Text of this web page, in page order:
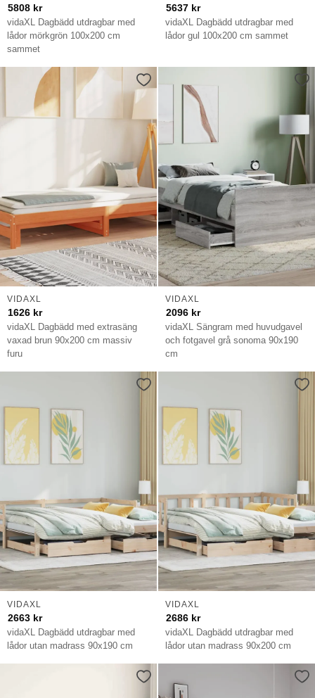
vidaXL Dagbädd utdragbar med
lådor mörkgrön 100x200 cm
sammet
5808 kr
vidaXL Dagbädd utdragbar med
lådor gul 100x200 cm sammet
5637 kr
vidaXL Dagbädd med extrasäng
vaxad brun 90x200 cm massiv
furu
VIDAXL
1626 kr
vidaXL Sängram med huvudgavel
och fotgavel grå sonoma 90x190
cm
VIDAXL
2096 kr
vidaXL Dagbädd utdragbar med
lådor utan madrass 90x190 cm
VIDAXL
2663 kr
vidaXL Dagbädd utdragbar med
lådor utan madrass 90x200 cm
VIDAXL
2686 kr